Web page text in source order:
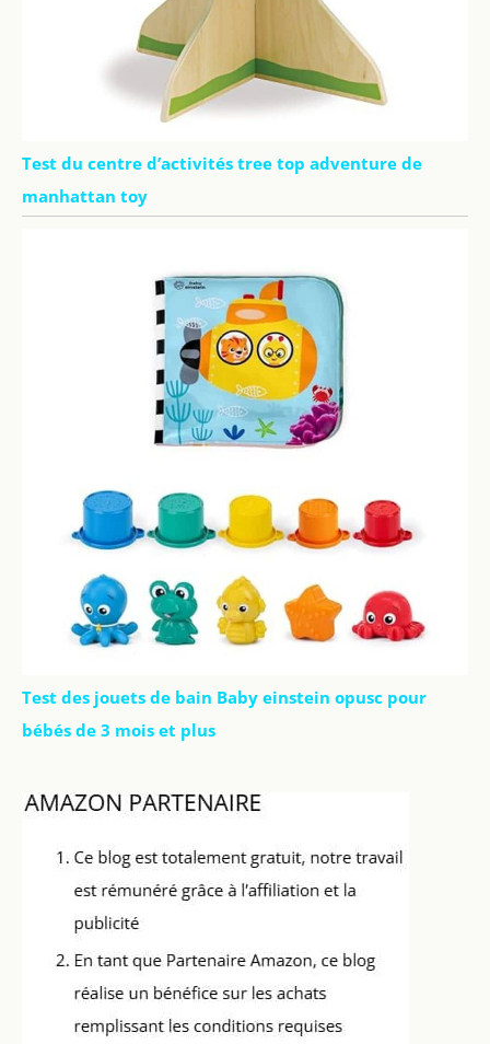
Test du centre d’activités tree top adventure de
manhattan toy
Test des jouets de bain Baby einstein opusc pour
bébés de 3 mois et plus